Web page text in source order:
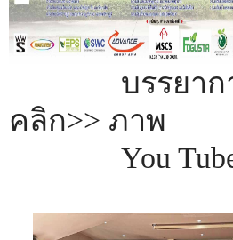
บรรยากา
คลิก>> ภาพ
You